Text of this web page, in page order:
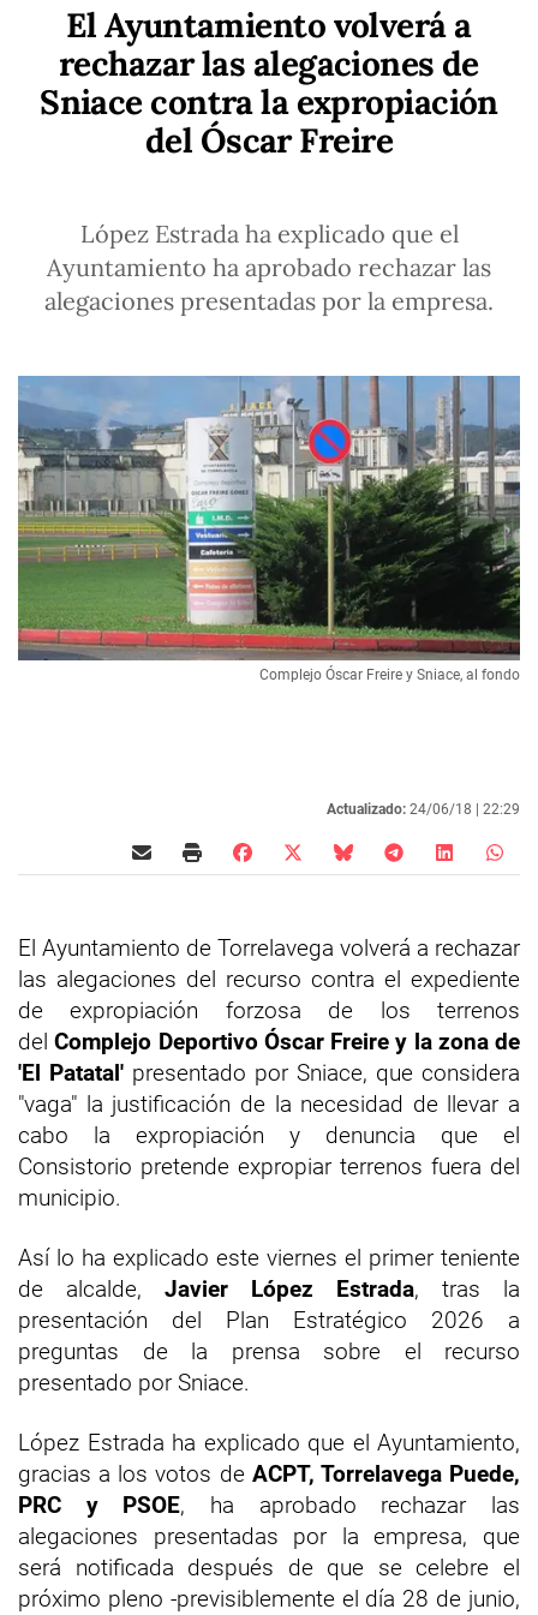
El Ayuntamiento volverá a
rechazar las alegaciones de
Sniace contra la expropiación
del Óscar Freire
López Estrada ha explicado que el
Ayuntamiento ha aprobado rechazar las
alegaciones presentadas por la empresa.
Complejo Óscar Freire y Sniace, al fondo
Actualizado: 24/06/18 | 22:29
El Ayuntamiento de Torrelavega volverá a rechazar
las alegaciones del recurso contra el expediente
de expropiación forzosa de los terrenos
delComplejo Deportivo Óscar Freire y la zona de
'El Patatal' presentado por Sniace, que considera
"vaga" la justificación de la necesidad de llevar a
cabo la expropiación y denuncia que el
Consistorio pretende expropiar terrenos fuera del
municipio.
Así lo ha explicado este viernes el primer teniente
de alcalde, Javier López Estrada, tras la
presentación del Plan Estratégico 2026 a
preguntas de la prensa sobre el recurso
presentado por Sniace.
López Estrada ha explicado que el Ayuntamiento,
gracias a los votos de ACPT, Torrelavega Puede,
PRC y PSOE, ha aprobado rechazar las
alegaciones presentadas por la empresa, que
será notificada después de que se celebre el
próximo pleno -previsiblemente el día 28 de junio,